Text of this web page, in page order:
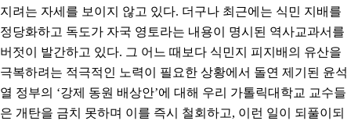
지려는 자세를 보이지 않고 있다. 더구나 최근에는 식민 지배를
정당화하고 독도가 자국 영토라는 내용이 명시된 역사교과서를
버젓이 발간하고 있다. 그 어느 때보다 식민지 피지배의 유산을
극복하려는 적극적인 노력이 필요한 상황에서 돌연 제기된 윤석
열 정부의 ‘강제 동원 배상안’에 대해 우리 가톨릭대학교 교수들
은 개탄을 금치 못하며 이를 즉시 철회하고, 이런 일이 되풀이되